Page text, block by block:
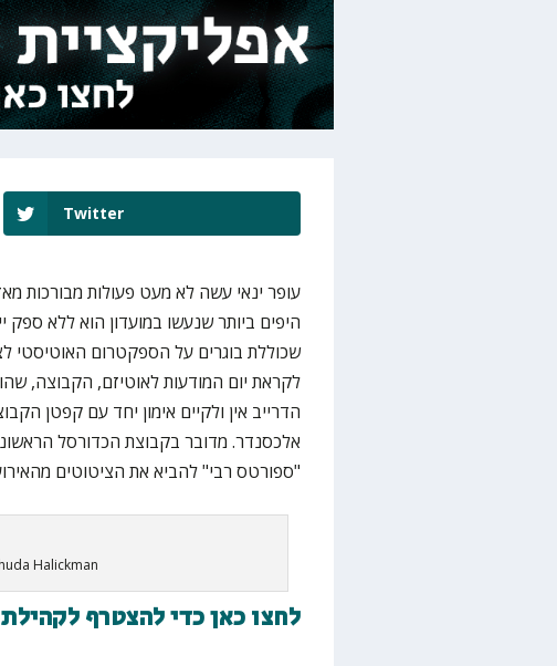
Twitter
עופר ינאי עשה לא מעט פעולות מבורכות
היפים ביותר שנעשו במועדון הוא ללא ספק
שכוללת בוגרים על הספקטרום האוטיסטי
לקראת יום המודעות לאוטיזם, הקבוצה,
הדרייב אין ולקיים אימון יחד עם קפטן
אלכסנדר. מדובר בקבוצת הכדורסל
"ספורטס רבי" להביא את הציטוטים
Halickman
לחצו כאן כדי להצטרף